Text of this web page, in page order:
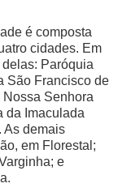
é composta
cidades. Em
Paróquia
São Francisco de
Senhora
da Imaculada
As demais
em Florestal;
e